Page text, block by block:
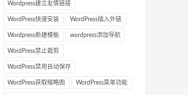
Wordpress建立友情链接
WordPress快速安装 WordPress插入外链
Wordpress新建模板 wordpress添加导航
WordPress禁止裁剪
WordPress禁用自动保存
WordPress获取缩略图 WordPress菜单功能